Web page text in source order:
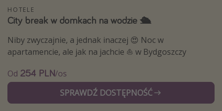
Noclegi z prywatnym jacuzzi w pokoju/na tarasie
Weekend dla dwojga
City Break
Hotele SPA i wellness
Sylwester za granicą
Wyjazd na narty
Wyjazdy na Majówkę
HOTELE
City break w domkach na wodzie 🛳️
Niby zwyczajnie, a jednak inaczej 😍 Noc w
apartamencie, ale jak na jachcie ⛵️ w Bydgoszczy
Od 254 PLN/os
SPRAWDŹ DOSTĘPNOŚĆ